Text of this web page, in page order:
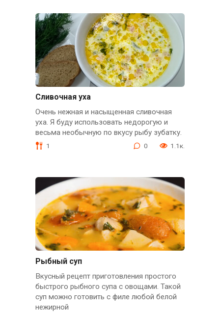
Сливочная уха
Очень нежная и насыщенная сливочная
уха. Я буду использовать недорогую и
весьма необычную по вкусу рыбу зубатку.
1 0 1.1к.
Рыбный суп
Вкусный рецепт приготовления простого
быстрого рыбного супа с овощами. Такой
суп можно готовить с филе любой белой
нежирной